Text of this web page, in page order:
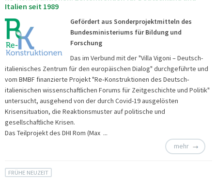
Italien seit 1989
Gefördert aus Sonderprojektmitteln des
Bundesministeriums für Bildung und
Forschung
Das im Verbund mit der "Villa Vigoni – Deutsch-
italienisches Zentrum für den europäischen Dialog" durchgeführte und
vom BMBF finanzierte Projekt "Re‐Konstruktionen des Deutsch‐
italienischen wissenschaftlichen Forums für Zeitgeschichte und Politik"
untersucht, ausgehend von der durch Covid-19 ausgelösten
Krisensituation, die Reaktionsmuster auf politische und
gesellschaftliche Krisen.
Das Teilprojekt des DHI Rom (Max ...
mehr
FRÜHE NEUZEIT